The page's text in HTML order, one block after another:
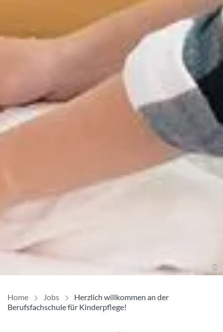
Home Jobs
Herzlich willkommen an der
Berufsfachschule für Kinderpflege!